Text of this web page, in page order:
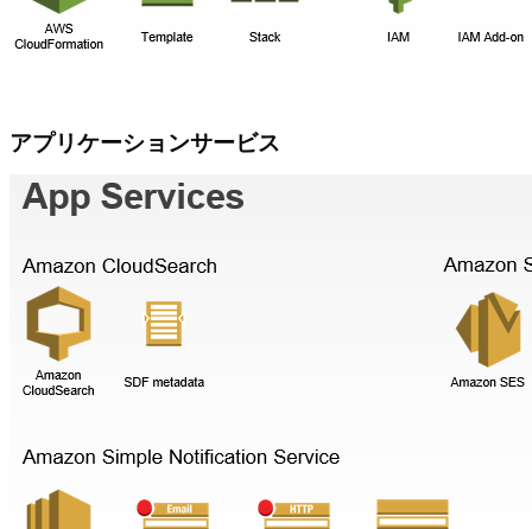
アプリケーションサービス